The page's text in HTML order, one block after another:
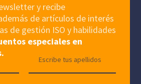
y recibe
de artículos de interés
de gestión ISO y habilidades
especiales en